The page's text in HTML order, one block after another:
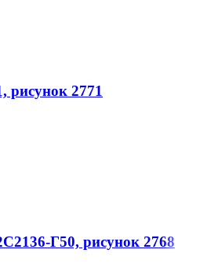
рисунок 2771
Г50, рисунок 2768